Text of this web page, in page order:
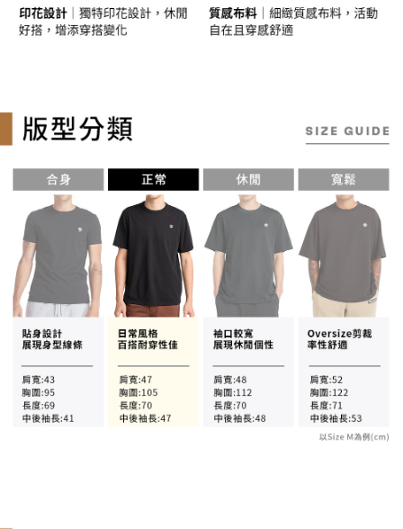
恩沛科技股份有限公司將有權停止該用戶之使用額度並採取法律行動。